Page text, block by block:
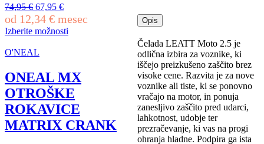
Opis
Čelada LEATT Moto 2.5 je
odlična izbira za voznike, ki
iščejo preizkušeno zaščito brez
visoke cene. Razvita je za nove
voznike ali tiste, ki se ponovno
vračajo na motor, in ponuja
zanesljivo zaščito pred udarci,
lahkotnost, udobje ter
prezračevanje, ki vas na progi
ohranja hladne. Podpira ga ista
74,95€ Izvirna
cena
je
bila:
74,95 €.
67,95 €Trenutna
cena
je:
67,95 €.
od 12,34 € mesec
Izberite možnosti
izdelek
več
različic.
Možnosti
lahko
izberete
na
O'NEAL
ONEAL MX
OTROŠKE
ROKAVICE
MATRIX CRANK